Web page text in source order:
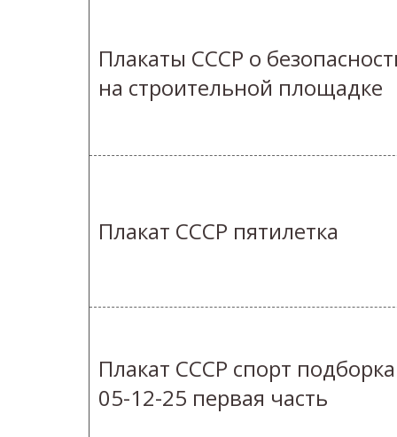
Плакаты СССР о
на строительной площадке
Плакат СССР пятилетка
Плакат СССР спорт подборка
05-12-25 первая часть